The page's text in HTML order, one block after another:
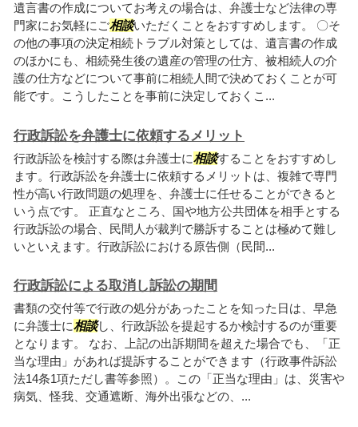
遺言書の作成についてお考えの場合は、弁護士など法律の専
門家にお気軽にご相談いただくことをおすすめします。 〇そ
の他の事項の決定相続トラブル対策としては、遺言書の作成
のほかにも、相続発生後の遺産の管理の仕方、被相続人の介
護の仕方などについて事前に相続人間で決めておくことが可
能です。こうしたことを事前に決定しておくこ...
行政訴訟を弁護士に依頼するメリット
行政訴訟を検討する際は弁護士に相談することをおすすめし
ます。行政訴訟を弁護士に依頼するメリットは、複雑で専門
性が高い行政問題の処理を、弁護士に任せることができると
いう点です。 正直なところ、国や地方公共団体を相手とする
行政訴訟の場合、民間人が裁判で勝訴することは極めて難し
いといえます。行政訴訟における原告側（民間...
行政訴訟による取消し訴訟の期間
書類の交付等で行政の処分があったことを知った日は、早急
に弁護士に相談し、行政訴訟を提起するか検討するのが重要
となります。 なお、上記の出訴期間を超えた場合でも、「正
当な理由」があれば提訴することができます（行政事件訴訟
法14条1項ただし書等参照）。この「正当な理由」は、災害や
病気、怪我、交通遮断、海外出張などの、...